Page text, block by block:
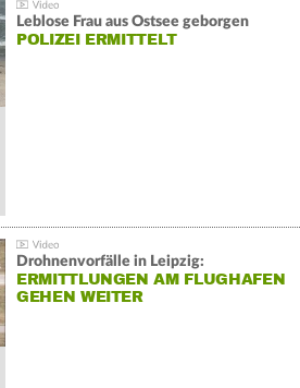
Leblose Frau aus Ostsee geborgen
POLIZEI ERMITTELT
Drohnenvorfälle in Leipzig:
ERMITTLUNGEN AM FLUGHAFEN
GEHEN WEITER